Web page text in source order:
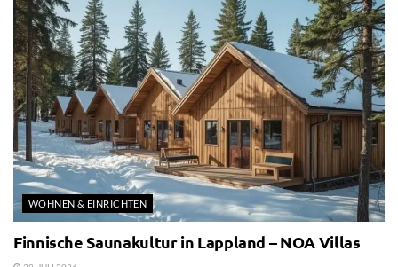
WOHNEN & EINRICHTEN
Finnische Saunakultur in Lappland – NOA Villas